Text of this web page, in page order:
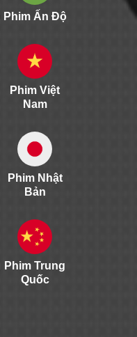
Phim Ấn Độ
Phim Việt
Nam
Phim Nhật
Bản
Phim Trung
Quốc